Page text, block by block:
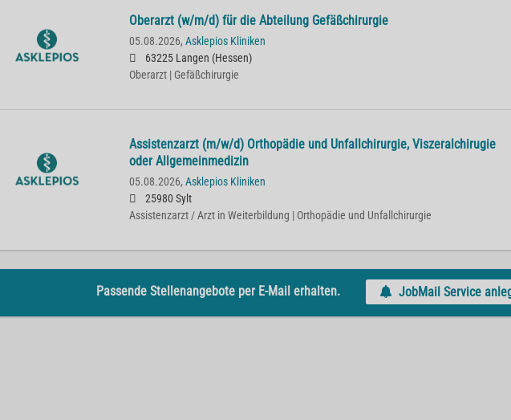
Oberarzt (w/m/d) für die Abteilung Gefäßchirurgie
05.08.2026, Asklepios Kliniken
63225 Langen (Hessen)
Oberarzt | Gefäßchirurgie
Assistenzarzt (m/w/d) Orthopädie und Unfallchirurgie, Viszeralchirugie
oder Allgemeinmedizin
05.08.2026, Asklepios Kliniken
25980 Sylt
Assistenzarzt / Arzt in Weiterbildung | Orthopädie und Unfallchirurgie
Passende Stellenangebote per E-Mail erhalten. JobMail Service